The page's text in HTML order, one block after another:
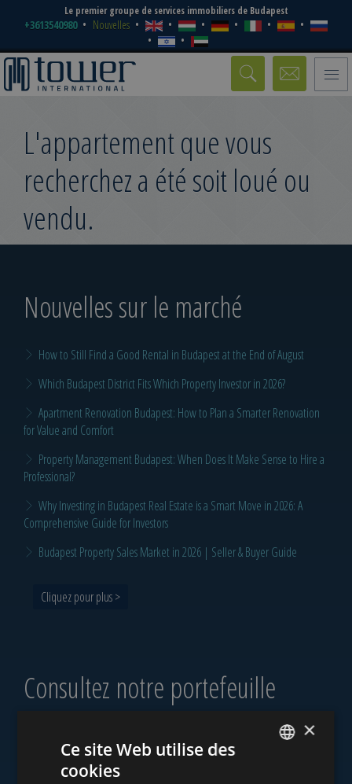
Le premier groupe de services immobiliers de Budapest
+3613540980 Nouvelles
Toggle
L'appartement que vous
recherchez a été soit loué ou
vendu.
Nouvelles sur le marché
How to Still Find a Good Rental in Budapest at the End of August
Which Budapest District Fits Which Property Investor in 2026?
Apartment Renovation Budapest: How to Plan a Smarter Renovation
for Value and Comfort
Property Management Budapest: When Does It Make Sense to Hire a
Professional?
Why Investing in Budapest Real Estate is a Smart Move in 2026: A
Comprehensive Guide for Investors
Budapest Property Sales Market in 2026 | Seller & Buyer Guide
Cliquez pour plus >
Consultez notre portefeuille
×
Ce site Web utilise des
cookies